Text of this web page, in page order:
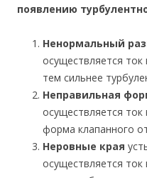
появлению
Ненормальный
осуществляется
тем сильнее
Неправильная
осуществляется ток
форма клапанного
Неровные края
осуществляется